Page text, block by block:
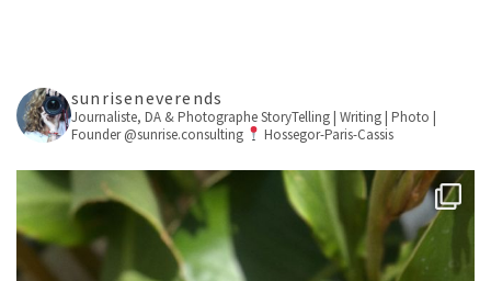
sunriseneverends
Journaliste, DA & PhotographeStoryTelling | Writing | Photo |
Founder @sunrise.consulting
Hossegor-Paris-Cassis